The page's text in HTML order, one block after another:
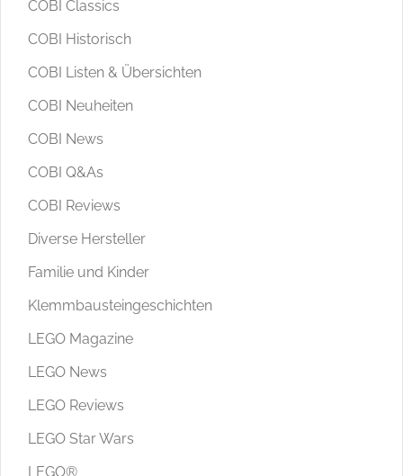
COBI Classics
COBI Historisch
COBI Listen & Übersichten
COBI Neuheiten
COBI News
COBI Q&As
COBI Reviews
Diverse Hersteller
Familie und Kinder
Klemmbausteingeschichten
LEGO Magazine
LEGO News
LEGO Reviews
LEGO Star Wars
LEGO®